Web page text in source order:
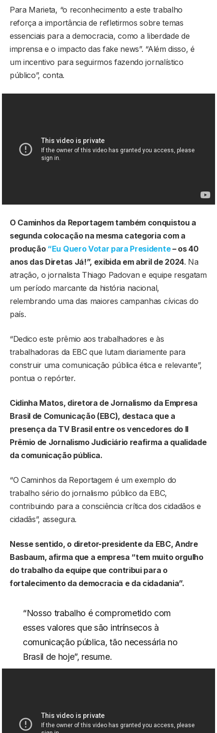
Para Marieta, “o reconhecimento a este trabalho
reforça a importância de refletirmos sobre temas
essenciais para a democracia, como a liberdade de
imprensa e o impacto das fake news”. “Além disso, é
um incentivo para seguirmos fazendo jornalístico
público”, conta.
O Caminhos da Reportagem também conquistou a
segunda colocação na mesma categoria com a
produção “Eu Quero Votar para Presidente– os 40
anos das Diretas Já!”, exibida em abril de 2024. Na
atração, o jornalista Thiago Padovan e equipe resgatam
um período marcante da história nacional,
relembrando uma das maiores campanhas cívicas do
país.
“Dedico este prêmio aos trabalhadores e às
trabalhadoras da EBC que lutam diariamente para
construir uma comunicação pública ética e relevante”,
pontua o repórter.
Cidinha Matos, diretora de Jornalismo da Empresa
Brasil de Comunicação (EBC), destaca que a
presença da TV Brasil entre os vencedores do II
Prêmio de Jornalismo Judiciário reafirma a qualidade
da comunicação pública.
“O Caminhos da Reportagem é um exemplo do
trabalho sério do jornalismo público da EBC,
contribuindo para a consciência crítica dos cidadãos e
cidadãs”, assegura.
Nesse sentido, o diretor-presidente da EBC, Andre
Basbaum, afirma que a empresa “tem muito orgulho
do trabalho da equipe que contribui para o
fortalecimento da democracia e da cidadania”.
“Nosso trabalho é comprometido com
esses valores que são intrínsecos à
comunicação pública, tão necessária no
Brasil de hoje”, resume.